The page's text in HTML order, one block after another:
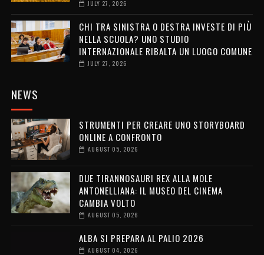
JULY 27, 2026
CHI TRA SINISTRA O DESTRA INVESTE DI PIÙ
NELLA SCUOLA? UNO STUDIO
INTERNAZIONALE RIBALTA UN LUOGO COMUNE
JULY 27, 2026
NEWS
STRUMENTI PER CREARE UNO STORYBOARD
ONLINE A CONFRONTO
AUGUST 05, 2026
DUE TIRANNOSAURI REX ALLA MOLE
ANTONELLIANA: IL MUSEO DEL CINEMA
CAMBIA VOLTO
AUGUST 05, 2026
ALBA SI PREPARA AL PALIO 2026
AUGUST 04, 2026